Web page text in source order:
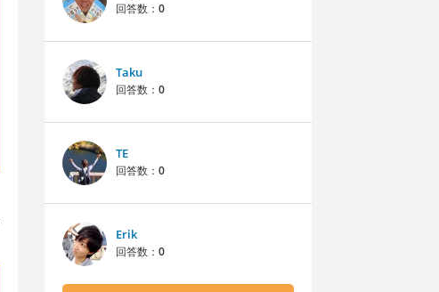
回答数： 0
Taku
回答数： 0
TE
回答数： 0
Erik
回答数： 0